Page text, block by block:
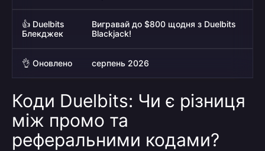
👍 Duelbits
Блекджек
Вигравай до $800 щодня з Duelbits
Blackjack!
👌 Оновлено серпень 2026
Коди Duelbits: Чи є різниця
між промо та
реферальними кодами?